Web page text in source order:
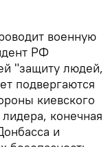
военную
РФ
"защиту людей,
подвергаются
киевского
конечная
и